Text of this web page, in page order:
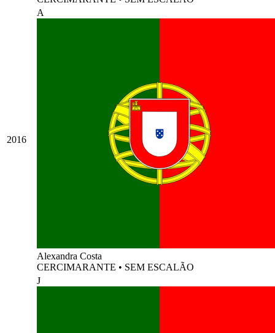
2016
A
Alexandra Costa
CERCIMARANTE • SEM ESCALÃO
J